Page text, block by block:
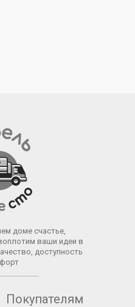
доме счастье,
ваши идеи в
доступность
Покупателям